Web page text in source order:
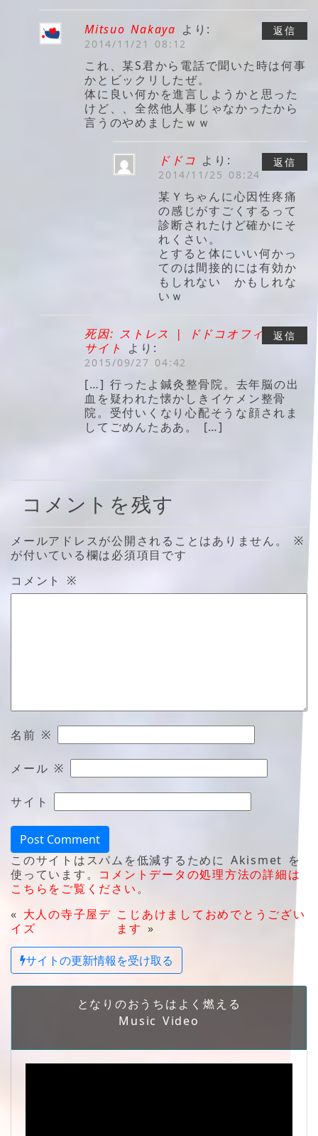
Mitsuo Nakaya より:
2014/11/21 08:12
これ、某S君から電話で聞いた時は何事
かとビックリしたぜ。
体に良い何かを進言しようかと思った
けど、、全然他人事じゃなかったから
言うのやめましたｗｗ
返信
ドドコ より:
2014/11/25 08:24
某Ｙちゃんに心因性疼痛
の感じがすごくするって
診断されたけど確かにそ
れくさい。
とすると体にいい何かっ
てのは間接的には有効か
もしれない かもしれな
いｗ
返信
死因: ストレス | ドドコオフィシャル
サイト
より:
2015/09/27 04:42
[…] 行ったよ鍼灸整骨院。去年脳の出
血を疑われた懐かしきイケメン整骨
院。受付いくなり心配そうな顔されま
してごめんたああ。 […]
返信
コメントを残す
メールアドレスが公開されることはありません。
※
が付いている欄は必須項目です
コメント ※
名前 ※
メール ※
サイト
このサイトはスパムを低減するために Akismet を
使っています。 コメントデータの処理方法の詳細は
こちらをご覧ください。
« 大人の寺子屋デ
イズ
こじあけましておめでとうござい
ます »
サイトの更新情報を受け取る
となりのおうちはよく燃える
Music Video